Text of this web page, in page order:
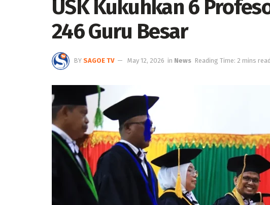
USK Kukuhkan 6
246 Guru Besar
BY SAGOE TV May 12, 2026 in News Reading Time: 2 mins read